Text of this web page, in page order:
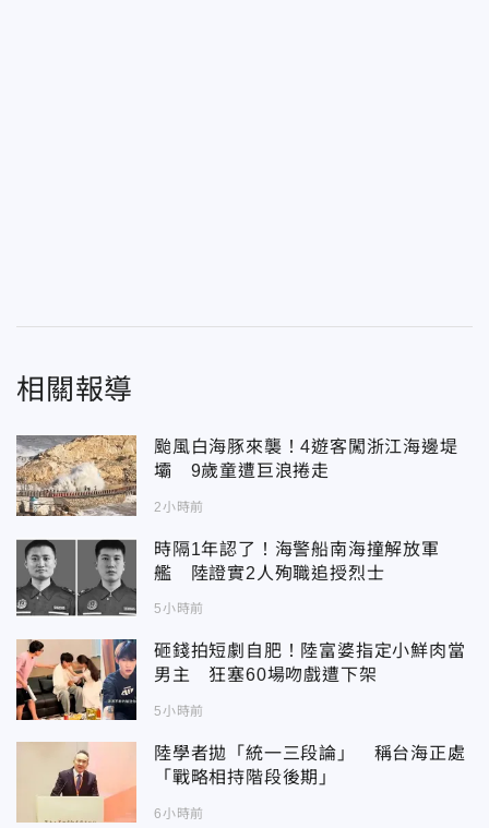
相關報導
颱風白海豚來襲！4遊客闖浙江海邊堤
壩 9歲童遭巨浪捲走
2小時前
時隔1年認了！海警船南海撞解放軍
艦 陸證實2人殉職追授烈士
5小時前
砸錢拍短劇自肥！陸富婆指定小鮮肉當
男主 狂塞60場吻戲遭下架
5小時前
陸學者拋「統一三段論」 稱台海正處
「戰略相持階段後期」
6小時前